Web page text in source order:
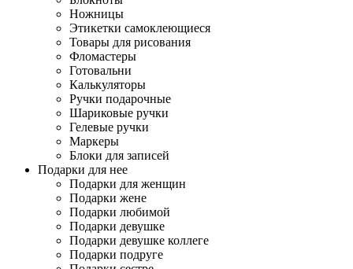
Ножницы
Этикетки самоклеющиеся
Товары для рисования
Фломастеры
Готовальни
Калькуляторы
Ручки подарочные
Шариковые ручки
Гелевые ручки
Маркеры
Блоки для записей
Подарки для нее
Подарки для женщин
Подарки жене
Подарки любимой
Подарки девушке
Подарки девушке коллеге
Подарки подруге